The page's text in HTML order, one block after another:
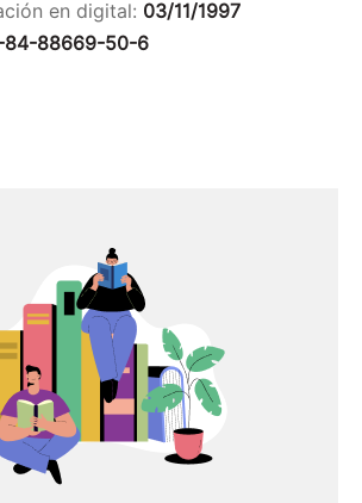
en digital: 03/11/1997
84-88669-50-6